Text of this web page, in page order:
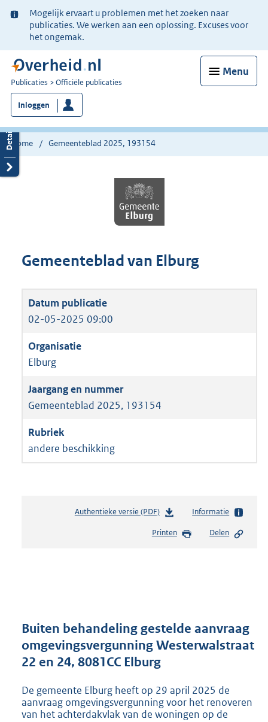
Ter
informatie:
Mogelijk ervaart u problemen met het zoeken naar
publicaties. We werken aan een oplossing. Excuses voor
het ongemak.
Menu
U
bent
nu
hier:
Publicaties Officiële publicaties
Inloggen
Home Gemeenteblad 2025, 193154
Gemeenteblad van Elburg
02-05-2025 09:00
Elburg
Gemeenteblad 2025, 193154
andere beschikking
Authentieke versie (PDF)b
s
r
o
t
e
:
2
Informatie
Printen Delen
Buiten behandeling gestelde aanvraag
omgevingsvergunning Westerwalstraat
22 en 24, 8081CC Elburg
De gemeente Elburg heeft op 29 april 2025 de
aanvraag omgevingsvergunning voor het renoveren
van het achterdakvlak van de woningen op de